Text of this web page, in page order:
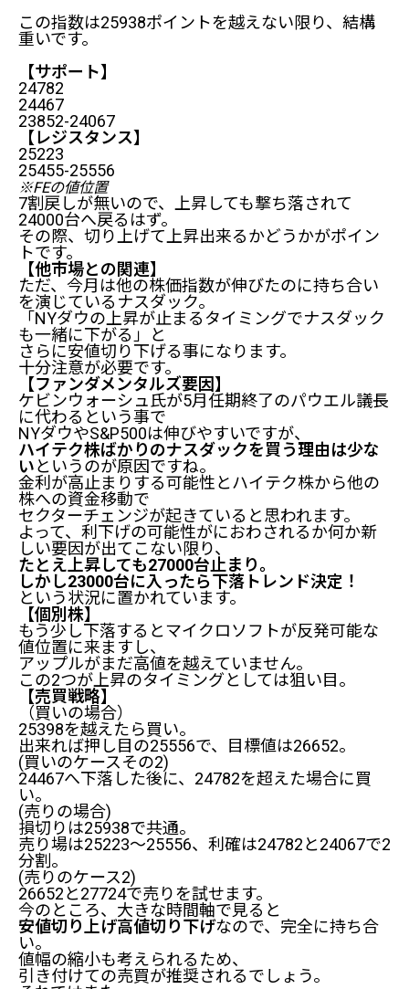
この指数は25938ポイントを越えない限り、結構
重いです。
【サポート】
24782
24467
23852-24067
【レジスタンス】
25223
25455-25556
※FEの値位置
7割戻しが無いので、上昇しても撃ち落されて
24000台へ戻るはず。
その際、切り上げて上昇出来るかどうかがポイン
トです。
【他市場との関連】
ただ、今月は他の株価指数が伸びたのに持ち合い
を演じているナスダック。
「NYダウの上昇が止まるタイミングでナスダック
も一緒に下がる」と
さらに安値切り下げる事になります。
十分注意が必要です。
【ファンダメンタルズ要因】
ケビンウォーシュ氏が5月任期終了のパウエル議長
に代わるという事で
NYダウやS&P500は伸びやすいですが、
ハイテク株ばかりのナスダックを買う理由は少な
いというのが原因ですね。
金利が高止まりする可能性とハイテク株から他の
株への資金移動で
セクターチェンジが起きていると思われます。
よって、利下げの可能性がにおわされるか何か新
しい要因が出てこない限り、
たとえ上昇しても27000台止まり。
しかし23000台に入ったら下落トレンド決定！
という状況に置かれています。
【個別株】
もう少し下落するとマイクロソフトが反発可能な
値位置に来ますし、
アップルがまだ高値を越えていません。
この2つが上昇のタイミングとしては狙い目。
【売買戦略】
（買いの場合）
25398を越えたら買い。
出来れば押し目の25556で、目標値は26652。
(買いのケースその2)
24467へ下落した後に、24782を超えた場合に買
い。
(売りの場合)
損切りは25938で共通。
売り場は25223～25556、利確は24782と24067で2
分割。
(売りのケース2)
26652と27724で売りを試せます。
今のところ、大きな時間軸で見ると
安値切り上げ高値切り下げなので、完全に持ち合
い。
値幅の縮小も考えられるため、
引き付けての売買が推奨されるでしょう。